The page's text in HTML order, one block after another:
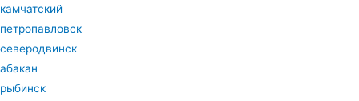
камчатский
петропавловск
северодвинск
абакан
рыбинск